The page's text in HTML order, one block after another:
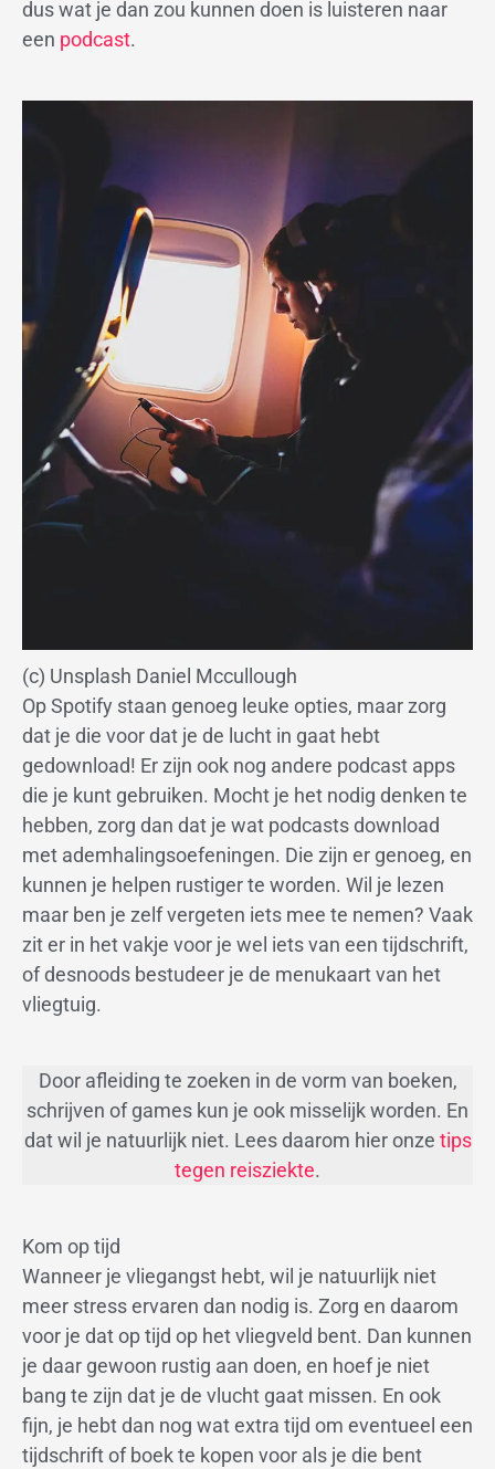
dus wat je dan zou kunnen doen is luisteren naar
een podcast.
(c) Unsplash Daniel Mccullough
Op Spotify staan genoeg leuke opties, maar zorg
dat je die voor dat je de lucht in gaat hebt
gedownload! Er zijn ook nog andere podcast apps
die je kunt gebruiken. Mocht je het nodig denken te
hebben, zorg dan dat je wat podcasts download
met ademhalingsoefeningen. Die zijn er genoeg, en
kunnen je helpen rustiger te worden. Wil je lezen
maar ben je zelf vergeten iets mee te nemen? Vaak
zit er in het vakje voor je wel iets van een tijdschrift,
of desnoods bestudeer je de menukaart van het
vliegtuig.
Door afleiding te zoeken in de vorm van boeken,
schrijven of games kun je ook misselijk worden. En
dat wil je natuurlijk niet. Lees daarom hier onze tips
tegen reisziekte.
Kom op tijd
Wanneer je vliegangst hebt, wil je natuurlijk niet
meer stress ervaren dan nodig is. Zorg en daarom
voor je dat op tijd op het vliegveld bent. Dan kunnen
je daar gewoon rustig aan doen, en hoef je niet
bang te zijn dat je de vlucht gaat missen. En ook
fijn, je hebt dan nog wat extra tijd om eventueel een
tijdschrift of boek te kopen voor als je die bent